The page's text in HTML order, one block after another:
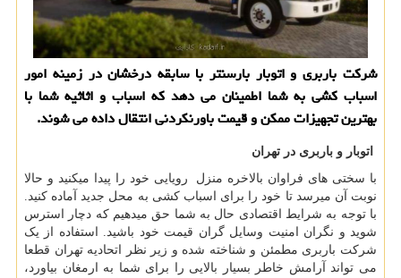
شركت باربری و اتوبار بارسنتر با سابقه درخشان در زمینه امور
اسباب كشی به شما اطمینان می دهد كه اسباب و اثاثیه شما با
بهترین تجهیزات ممكن و قیمت باورنكردنی انتقال داده می شوند.
اتوبار و باربری در تهران
با سختی های فراوان بالاخره منزل رویایی خود را پیدا میکنید و حالا
نوبت آن میرسد تا خود را برای اسباب کشی به محل جدید آماده کنید.
با توجه به شرایط اقتصادی حال به شما حق میدهیم که دچار استرس
شوید و نگران امنیت وسایل گران قیمت خود باشید. استفاده از یک
شرکت باربری مطمئن و شناخته شده و زیر نظر اتحادیه تهران قطعا
می تواند آرامش خاطر بسیار بالایی را برای شما به ارمغان بیاورد،